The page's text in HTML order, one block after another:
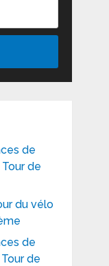
de
de
du vélo
de
de